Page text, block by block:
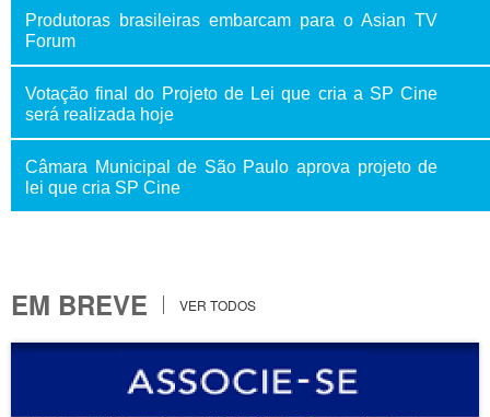
Produtoras brasileiras embarcam para o Asian TV
Forum
Votação final do Projeto de Lei que cria a SP Cine
será realizada hoje
Câmara Municipal de São Paulo aprova projeto de
lei que cria SP Cine
EM BREVE VER TODOS